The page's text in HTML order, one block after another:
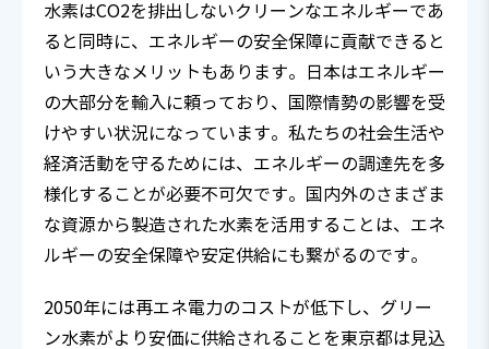
水素はCO2を排出しないクリーンなエネルギーであ
ると同時に、エネルギーの安全保障に貢献できると
いう大きなメリットもあります。日本はエネルギー
の大部分を輸入に頼っており、国際情勢の影響を受
けやすい状況になっています。私たちの社会生活や
経済活動を守るためには、エネルギーの調達先を多
様化することが必要不可欠です。国内外のさまざま
な資源から製造された水素を活用することは、エネ
ルギーの安全保障や安定供給にも繋がるのです。
2050年には再エネ電力のコストが低下し、グリー
ン水素がより安価に供給されることを東京都は見込